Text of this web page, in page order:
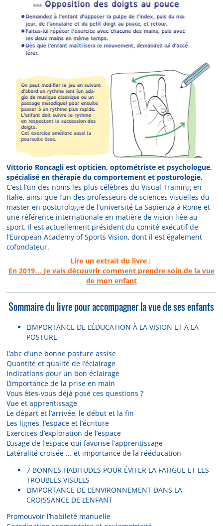
Vittorio Roncagli est opticien, optométriste et psychologue,
spécialisé en thérapie du comportement et posturologie.
C’est l’un des noms les plus célèbres du Visual Training en
Italie, ainsi que l’un des professeurs de sciences visuelles du
master en posturologie de l’université La Sapienza à Rome et
une référence internationale en matière de vision liée au
sport. Il est actuellement président du comité exécutif de
l’European Academy of Sports Vision, dont il est également
cofondateur.
Lire un extrait du livre :
En 2019… Je vais découvrir comment prendre soin de la vue
de mon enfant
Sommaire du livre pour accompagner la vue de ses enfants
L’IMPORTANCE DE L’ÉDUCATION À LA VISION ET À LA
POSTURE
L’abc d’une bonne posture assise
Quantité et qualité de l’éclairage
Indications pour un bon éclairage
L’importance de la prise en main
Vous êtes-vous déjà posé ces questions ?
Vue et apprentissage
Le départ et l’arrivée, le début et la fin
Les lignes, l’espace et l’écriture
Exercices d’exploration de l’espace
L’usage de l’espace qui favorise l’apprentissage
Latéralité croisée ... et importance de la rééducation
7 BONNES HABITUDES POUR ÉVITER LA FATIGUE ET LES
TROUBLES VISUELS
L’IMPORTANCE DE L’ENVIRONNEMENT DANS LA
CROISSANCE DE L’ENFANT
Promouvoir l’habileté manuelle